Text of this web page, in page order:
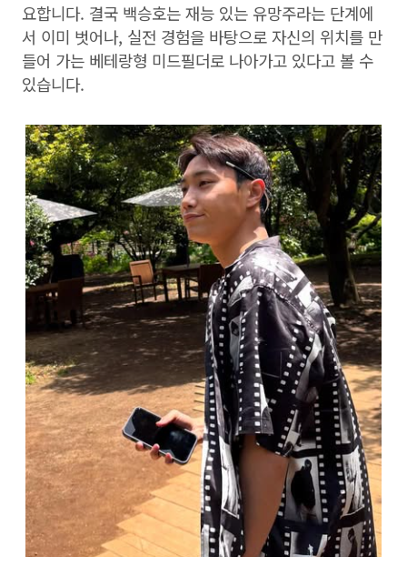
요합니다. 결국 백승호는 재능 있는 유망주라는 단계에
서 이미 벗어나, 실전 경험을 바탕으로 자신의 위치를 만
들어 가는 베테랑형 미드필더로 나아가고 있다고 볼 수
있습니다.